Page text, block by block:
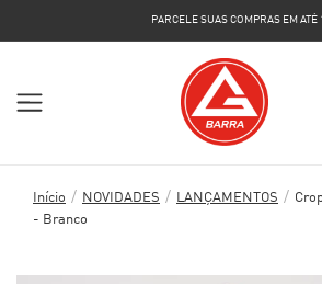
PARCELE SUAS COMPRAS EM ATÉ
Início / NOVIDADES / LANÇAMENTOS /
- Branco